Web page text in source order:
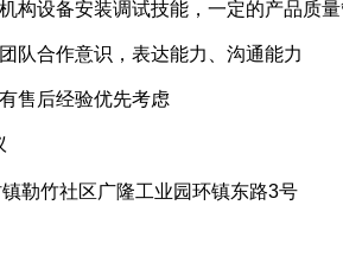
构设备安装调试技能，一定的产品质
队合作意识，表达能力、沟通能力
售后经验优先考虑
勒竹社区广隆工业园环镇东路3号